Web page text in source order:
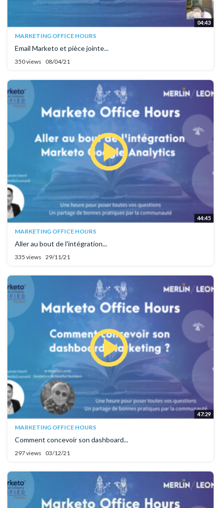
04:43
MARKETING OFFICE HOURS
Email Marketo et pièce jointe...
350 views 08/04/21
44:45
MARKETING OFFICE HOURS
Aller au bout de l'intégration...
335 views 29/11/21
47:29
MARKETING OFFICE HOURS
Comment concevoir son dashboard...
297 views 03/12/21